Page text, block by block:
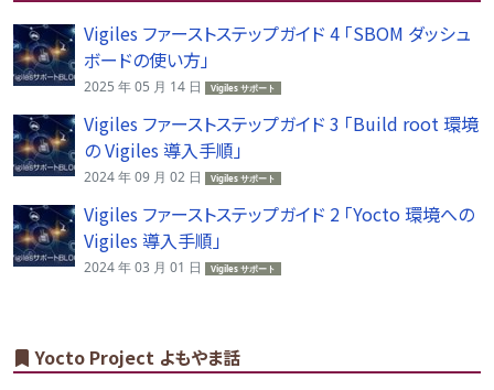
Vigiles ファーストステップガイド 4 「SBOM ダッシュ
ボードの使い方」
2025 年 05 月 14 日 Vigiles サポート
Vigiles ファーストステップガイド 3 「Build root 環境
の Vigiles 導入手順」
2024 年 09 月 02 日 Vigiles サポート
Vigiles ファーストステップガイド 2 「Yocto 環境への
Vigiles 導入手順」
2024 年 03 月 01 日 Vigiles サポート
Yocto Project よもやま話